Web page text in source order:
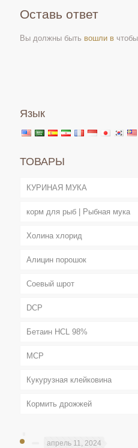
Оставь ответ
Вы должны быть вошли в
Язык
ТОВАРЫ
КУРИНАЯ МУКА
корм для рыб | Рыбная мука
Холина хлорид
Алицин порошок
Соевый шрот
DCP
Бетаин HCL 98%
MCP
Кукурузная клейковина
Кормить дрожжей
апрель 11, 2024